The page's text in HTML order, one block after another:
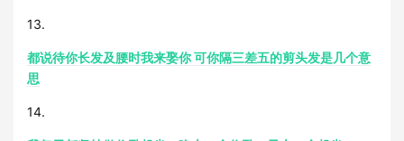
13.
都说待你长发及腰时我来娶你 可你隔三差五的剪头发是几个意
思
14.